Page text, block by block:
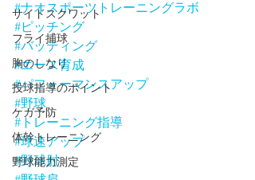
サイドスクワット
フライ捕球
胸のしなり
投球指導のポイント
ケガ予防
体幹トレーニング
野球能力測定
#ナオスポーツトレーニングラボ
#ピッチング
#バッティング
#エース育成
#パフォーマンスアップ
#野球
#トレーニング指導
#球速アップ
#野球肘